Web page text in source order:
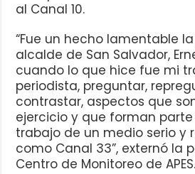
al Canal 10.
“Fue un hecho lamentable
alcalde de San Salvador,
cuando lo que hice fue mi
periodista, preguntar,
contrastar, aspectos que
ejercicio y que forman
trabajo de un medio serio y
como Canal 33”, externó la
Centro de Monitoreo de APES.